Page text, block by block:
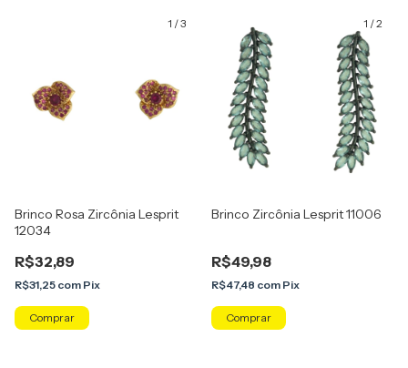
1 /3
Brinco Rosa Zircônia Lesprit
12034
R$32,89
R$31,25 com Pix
Comprar
1 /2
Brinco Zircônia Lesprit 11006
R$49,98
R$47,48 com Pix
Comprar